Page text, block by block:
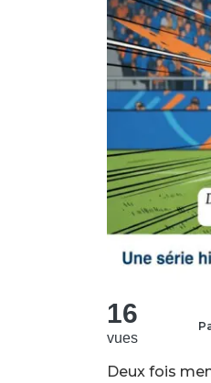
16
vues
Deux fois